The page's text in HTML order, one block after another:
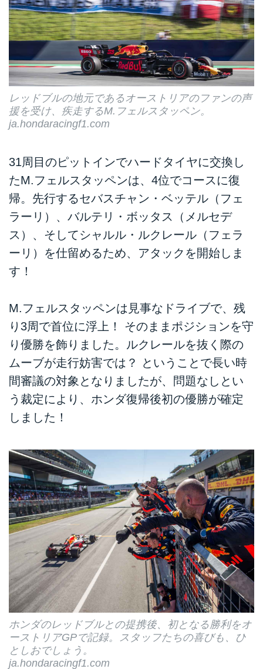
レッドブルの地元であるオーストリアのファンの声
援を受け、疾走するM.フェルスタッペン。
ja.hondaracingf1.com
31周目のピットインでハードタイヤに交換し
たM.フェルスタッペンは、4位でコースに復
帰。先行するセバスチャン・ベッテル（フェ
ラーリ）、バルテリ・ボッタス（メルセデ
ス）、そしてシャルル・ルクレール（フェラ
ーリ）を仕留めるため、アタックを開始しま
す！
M.フェルスタッペンは見事なドライブで、残
り3周で首位に浮上！ そのままポジションを守
り優勝を飾りました。ルクレールを抜く際の
ムーブが走行妨害では？ ということで長い時
間審議の対象となりましたが、問題なしとい
う裁定により、ホンダ復帰後初の優勝が確定
しました！
ホンダのレッドブルとの提携後、初となる勝利をオ
ーストリアGPで記録。スタッフたちの喜びも、ひ
としおでしょう。
ja.hondaracingf1.com